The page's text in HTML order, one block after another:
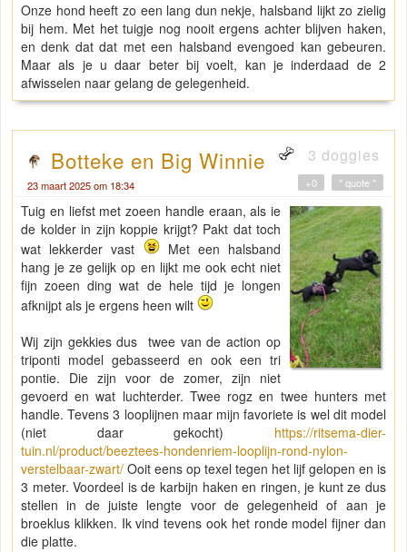
Onze hond heeft zo een lang dun nekje, halsband lijkt zo zielig
bij hem. Met het tuigje nog nooit ergens achter blijven haken,
en denk dat dat met een halsband evengoed kan gebeuren.
Maar als je u daar beter bij voelt, kan je inderdaad de 2
afwisselen naar gelang de gelegenheid.
Botteke en Big Winnie 3 doggies
23 maart 2025 om 18:34 " quote "
+0
Tuig en liefst met zoeen handle eraan, als ie
de kolder in zijn koppie krijgt? Pakt dat toch
wat lekkerder vast
Met een halsband
hang je ze gelijk op en lijkt me ook echt niet
fijn zoeen ding wat de hele tijd je longen
afknijpt als je ergens heen wilt
Wij zijn gekkies dus twee van de action op
triponti model gebasseerd en ook een tri
pontie. Die zijn voor de zomer, zijn niet
gevoerd en wat luchterder. Twee rogz en twee hunters met
handle. Tevens 3 looplijnen maar mijn favoriete is wel dit model
(niet daar gekocht) https://ritsema-dier-
tuin.nl/product/beeztees-hondenriem-looplijn-rond-nylon-
verstelbaar-zwart/ Ooit eens op texel tegen het lijf gelopen en is
3 meter. Voordeel is de karbijn haken en ringen, je kunt ze dus
stellen in de juiste lengte voor de gelegenheid of aan je
broeklus klikken. Ik vind tevens ook het ronde model fijner dan
die platte.